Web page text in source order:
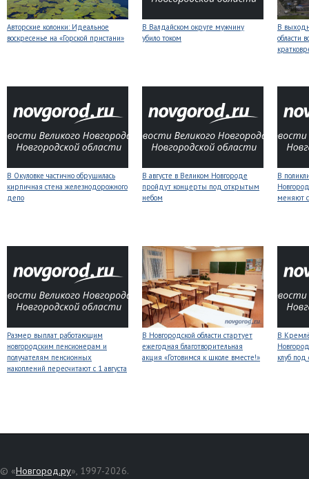
Авторские колонки: Идеальное
воскресенье на «Горской пристани»
В Валдайском округе мужчину
убило током
В
области
В Окуловке частично обрушилась
кирпичная стена железнодорожного
депо
В августе в Великом Новгороде
пройдут концерты под открытым
небом
В
меняют
Размер выплат работающим
новгородским пенсионерам и
получателям пенсионных
накоплений пересчитают с 1 августа
В Новгородской области стартует
ежегодная благотворительная
акция «Готовимся к школе вместе!»
В
клуб
© «Новгород.ру», 1997-2026.